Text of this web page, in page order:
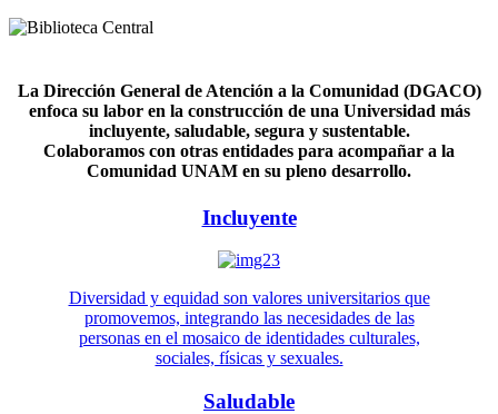
La Dirección General de Atención a la Comunidad (DGACO)
enfoca su labor en la construcción de una Universidad más
incluyente, saludable, segura y sustentable.
Colaboramos con otras entidades para acompañar a la
Comunidad UNAM en su pleno desarrollo.
Incluyente
Diversidad y equidad son valores universitarios que
promovemos, integrando las necesidades de las
personas en el mosaico de identidades culturales,
sociales, físicas y sexuales.
Saludable